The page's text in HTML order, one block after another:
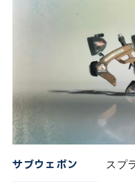
サブウェポン スプ